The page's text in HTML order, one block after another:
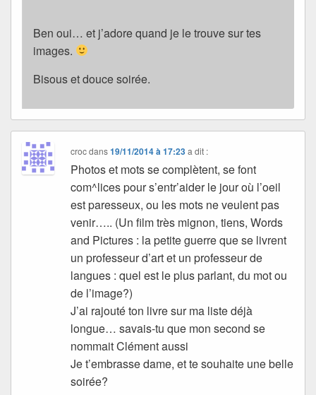
Ben oui… et j’adore quand je le trouve sur tes
images.
Bisous et douce soirée.
crocdans19/11/2014 à 17:23 a dit :
Photos et mots se complètent, se font
com^lices pour s’entr’aider le jour où l’oeil
est paresseux, ou les mots ne veulent pas
venir….. (Un film très mignon, tiens, Words
and Pictures : la petite guerre que se livrent
un professeur d’art et un professeur de
langues : quel est le plus parlant, du mot ou
de l’image?)
J’ai rajouté ton livre sur ma liste déjà
longue… savais-tu que mon second se
nommait Clément aussi
Je t’embrasse dame, et te souhaite une belle
soirée?